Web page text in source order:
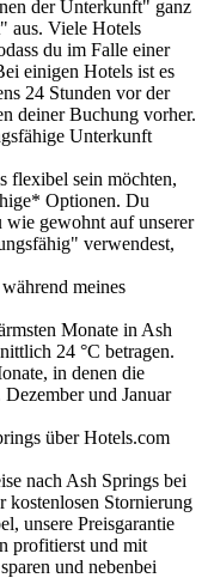
der Unterkunft" ganz
aus. Viele Hotels
du im Falle einer
einigen Hotels ist es
24 Stunden vor der
deiner Buchung vorher.
Unterkunft
flexibel sein möchten,
Optionen. Du
gewohnt auf unserer
verwendest,
meines
Monate in Ash
24 °C betragen.
in denen die
und Januar
über Hotels.com
nach Ash Springs bei
kostenlosen Stornierung
unsere Preisgarantie
profitierst und mit
und nebenbei